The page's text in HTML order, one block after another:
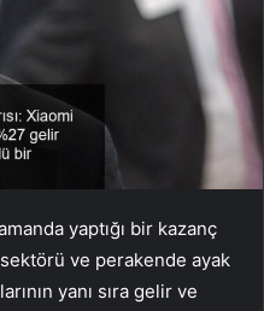
yaptığı bir kazanç
ve perakende ayak
yanı sıra gelir ve